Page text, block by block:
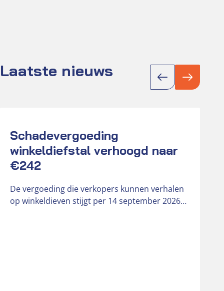
Laatste nieuws
Schadevergoeding
winkeldiefstal verhoogd naar
€242
De vergoeding die verkopers kunnen verhalen
op winkeldieven stijgt per 14 september 2026